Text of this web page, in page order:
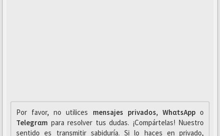
Por favor, no utilices mensajes privados, WhαtsAppo
Telegrαm para resolver tus dudas. ¡Compártelas! Nuestro
sentido es transmitir sabiduría. Si lo haces en privado,